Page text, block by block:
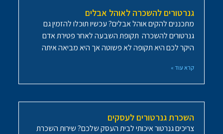
גנרטורים להשכרה לאוהל אבלים
מתכננים להקים אוהל אבלים? עכשיו תוכלו להזמין גם
גנרטורים להשכרה תקופת השבעה לאחר פטירת אדם
היקר לכם היא תקופה לא פשוטה אך היא מביאה איתה
קרא עוד »
השכרת גנרטורים לעסקים
צריכים גנרטור איכותי לבית העסק שלכם? שירות השכרת